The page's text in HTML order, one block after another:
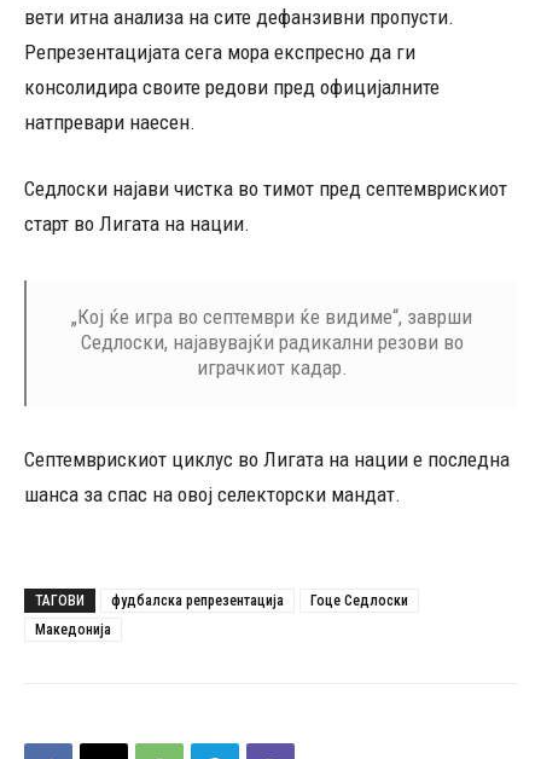
вети итна анализа на сите дефанзивни пропусти.
Репрезентацијата сега мора експресно да ги
консолидира своите редови пред официјалните
натпревари наесен.
Седлоски најави чистка во тимот пред септемврискиот
старт во Лигата на нации.
„Кој ќе игра во септември ќе видиме“, заврши
Седлоски, најавувајќи радикални резови во
играчкиот кадар.
Септемврискиот циклус во Лигата на нации е последна
шанса за спас на овој селекторски мандат.
ТАГОВИ фудбалска репрезентација
Гоце Седлоски
Македонија